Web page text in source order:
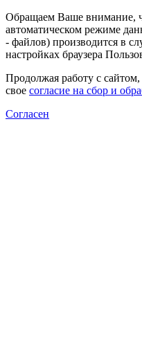
Обращаем Ваше внимание,
автоматическом режиме
- файлов) производится в
настройках браузера
Продолжая работу с
свое согласие на сбор и
Согласен